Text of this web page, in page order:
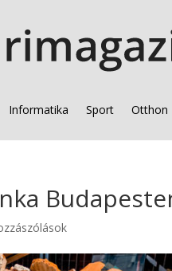
Informatika Sport Otthon